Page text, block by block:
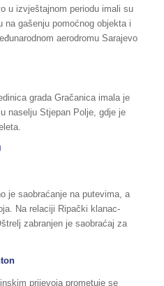
u izvještajnom periodu imali su
na gašenju pomoćnog objekta i
aerodromu Sarajevo
grada Gračanica imala je
naselju Stjepan Polje, gdje je
je saobraćanje na putevima, a
Na relaciji Ripački klanac-
zabranjen je saobraćaj za
prijevoja prometuje se